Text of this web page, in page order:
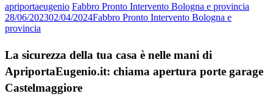
apriportaeugenio Fabbro Pronto Intervento Bologna e provincia
28/06/202302/04/2024Fabbro Pronto Intervento Bologna e
provincia
La sicurezza della tua casa è nelle mani di
ApriportaEugenio.it: chiama apertura porte garage
Castelmaggiore